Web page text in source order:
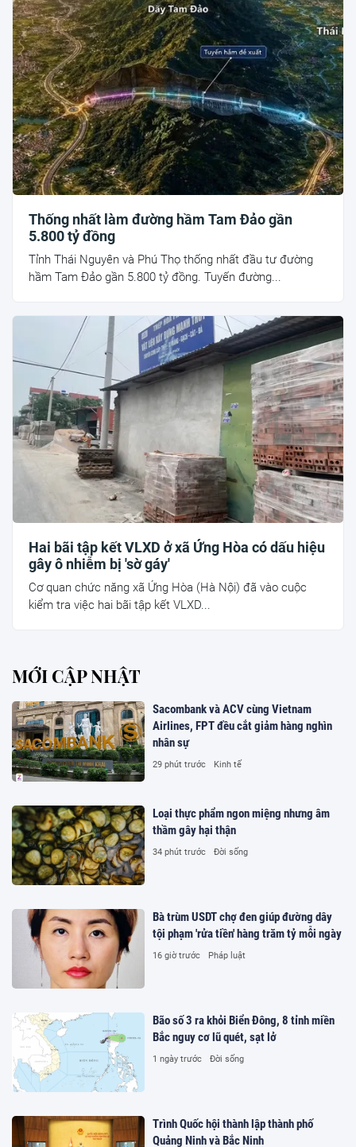
Thống nhất làm đường hầm Tam Đảo gần
5.800 tỷ đồng
Tỉnh Thái Nguyên và Phú Thọ thống nhất đầu tư đường
hầm Tam Đảo gần 5.800 tỷ đồng. Tuyến đường...
Hai bãi tập kết VLXD ở xã Ứng Hòa có dấu hiệu
gây ô nhiễm bị 'sờ gáy'
Cơ quan chức năng xã Ứng Hòa (Hà Nội) đã vào cuộc
kiểm tra việc hai bãi tập kết VLXD...
MỚI CẬP NHẬT
Sacombank và ACV cùng Vietnam
Airlines, FPT đều cắt giảm hàng nghìn
nhân sự
29 phút trước Kinh tế
Loại thực phẩm ngon miệng nhưng âm
thầm gây hại thận
34 phút trước Đời sống
Bà trùm USDT chợ đen giúp đường dây
tội phạm 'rửa tiền' hàng trăm tỷ mỗi ngày
16 giờ trước Pháp luật
Bão số 3 ra khỏi Biển Đông, 8 tỉnh miền
Bắc nguy cơ lũ quét, sạt lở
1 ngày trước Đời sống
Trình Quốc hội thành lập thành phố
Quảng Ninh và Bắc Ninh